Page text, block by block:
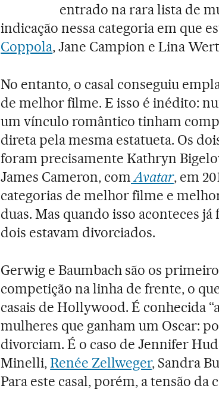
entrado na rara lista de
indicação nessa categoria em que
Coppola, Jane Campion e Lina
No entanto, o casal conseguiu
de melhor filme. E isso é inédito:
um vínculo romântico tinham
direta pela mesma estatueta. Os
foram precisamente Kathryn
James Cameron, com Avatar, em
categorias de melhor filme e
duas. Mas quando isso aconteces
dois estavam divorciados.
Gerwig e Baumbach são os
competição na linha de frente, o
casais de Hollywood. É conhecida
mulheres que ganham um Oscar:
divorciam. É o caso de Jennifer
Minelli,Renée Zellweger, Sandra
Para este casal, porém, a tensão da